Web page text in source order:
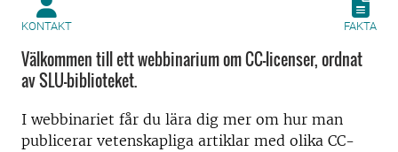
KONTAKT FAKTA
Välkommen till ett webbinarium om CC-licenser, ordnat
av SLU-biblioteket.
I webbinariet får du lära dig mer om hur man
publicerar vetenskapliga artiklar med olika CC-